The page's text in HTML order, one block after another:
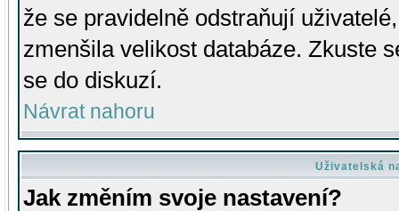
že se pravidelně odstraňují
zmenšila velikost databáze. Zkuste
se do diskuzí.
Návrat nahoru
Uživatelská
Jak změním svoje nastavení?